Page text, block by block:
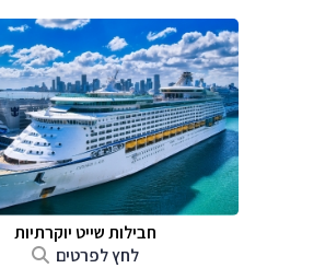
חבילות שייט יוקרתיות
לחץ לפרטים